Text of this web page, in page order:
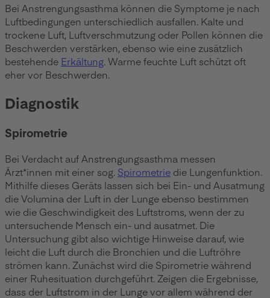
Bei Anstrengungsasthma können die Symptome je nach
Luftbedingungen unterschiedlich ausfallen. Kalte und
trockene Luft, Luftverschmutzung oder Pollen können die
Beschwerden verstärken, ebenso wie eine zusätzlich
bestehende Erkältung. Warme feuchte Luft schützt oft
eher vor Beschwerden.
Diagnostik
Spirometrie
Bei Verdacht auf Anstrengungsasthma messen
Ärzt*innen mit einer sog. Spirometrie die Lungenfunktion.
Mithilfe dieses Geräts lassen sich bei Ein- und Ausatmung
die Volumina der Luft in der Lunge ebenso bestimmen
wie die Geschwindigkeit des Luftstroms, wenn der zu
untersuchende Mensch ein- und ausatmet. Die
Untersuchung gibt also wichtige Hinweise darauf, wie
leicht die Luft durch die Bronchien und die Luftröhre
strömen kann. Zunächst wird die Spirometrie während
einer Ruhesituation durchgeführt. Zeigen die Ergebnisse,
dass der Luftstrom in der Lunge vor allem während der